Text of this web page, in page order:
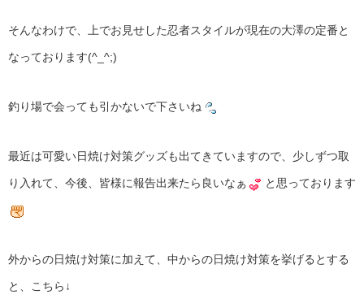
そんなわけで、上でお見せした忍者スタイルが現在の大澤の定番と
なっております(^_^;)
釣り場で会っても引かないで下さいね
最近は可愛い日焼け対策グッズも出てきていますので、少しずつ取
り入れて、今後、皆様に報告出来たら良いなぁ と思っております
外からの日焼け対策に加えて、中からの日焼け対策を挙げるとする
と、こちら↓